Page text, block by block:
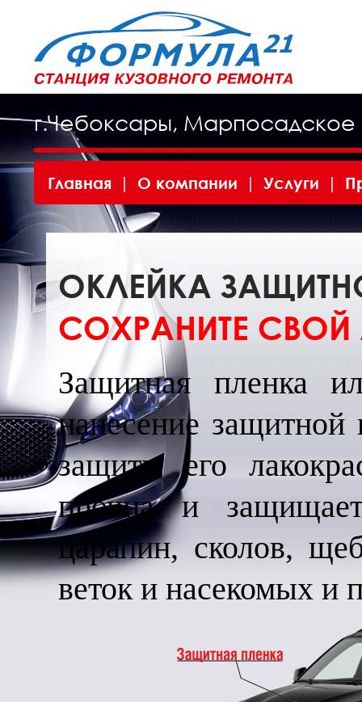
г.Чебоксары,
Главная | О компании | Услуги |
ОКЛЕЙКА
СОХРАНИТЕ
Защитная пленка
нанесение
защиты его
прочна и
царапин, сколов,
веток и насекомых и